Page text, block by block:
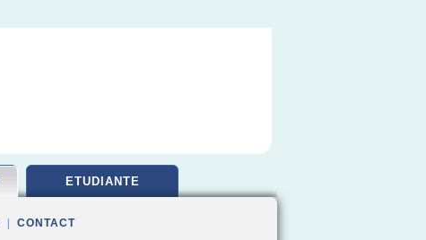
ETUDIANTE
CONTACT